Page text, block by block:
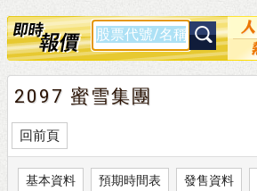
2097 蜜雪集團
回前頁
基本資料 預期時間表 發售資料